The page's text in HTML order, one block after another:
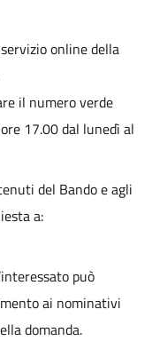
online della
il numero verde
17.00 dal lunedì al
del Bando e agli
a:
può
ai nominativi
domanda.